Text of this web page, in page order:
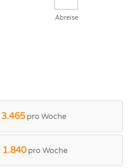
Abreise
pro Woche
1.840pro Woche